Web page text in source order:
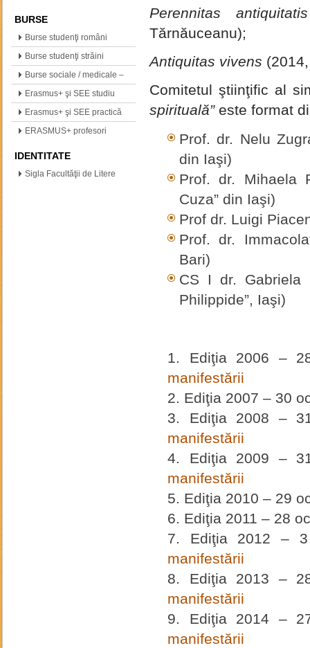
BURSE
Burse studenţi români
Burse studenţi străini
Burse sociale / medicale –
info
Erasmus+ şi SEE studiu
Erasmus+ şi SEE practică
ERASMUS+ profesori
IDENTITATE
Sigla Facultăţii de Litere
Perennitas
Tărnăuceanu);
Antiquitas vivens
Comitetul ştiinţific al
spirituală”este format
Prof. dr. Nelu
din Iaşi)
Prof. dr. Mihaela
Cuza” din Iaşi)
Prof dr. Luigi
Prof. dr.
Bari)
CS I dr. Gabriela
Philippide”, Iaşi)
Ediţia 2006 –
manifestării
Ediţia 2007 – 30
Ediţia 2008 –
manifestării
Ediţia 2009 –
manifestării
Ediţia 2010 – 29
Ediţia 2011 – 28
Ediţia 2012 –
manifestării
Ediţia 2013 –
manifestării
Ediţia 2014 –
manifestării